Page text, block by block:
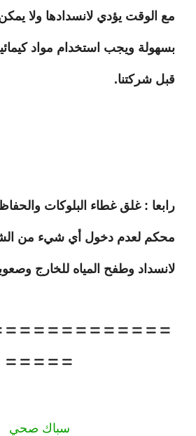
مع الوقت يؤدي لانسدادها ولا يمكن
بسهولة ويجب استخدام مواد
قبل شركتنا.
رابعا : غلق غطاء البلوكات
محكم لعدم دخول أي شيء من
لانسداد وطفح المياه للخارج
=====
سباك صحي